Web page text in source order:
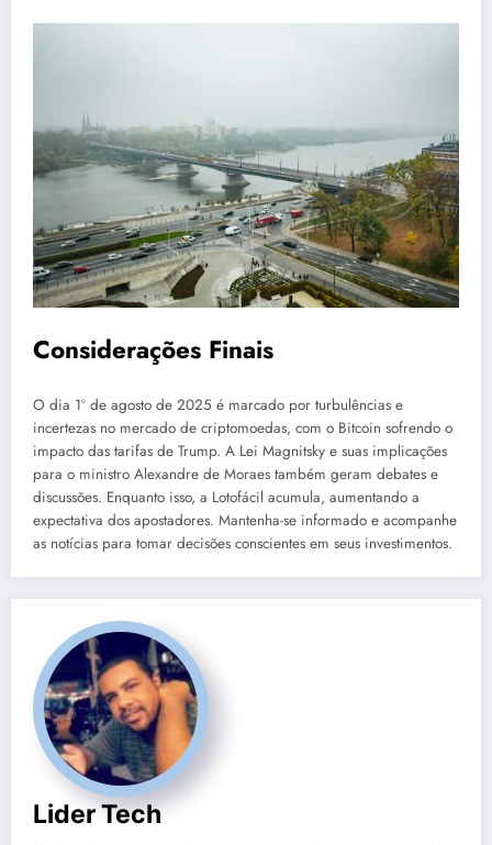
Considerações Finais
O dia 1º de agosto de 2025 é marcado por turbulências e
incertezas no mercado de criptomoedas, com o Bitcoin sofrendo o
impacto das tarifas de Trump. A Lei Magnitsky e suas implicações
para o ministro Alexandre de Moraes também geram debates e
discussões. Enquanto isso, a Lotofácil acumula, aumentando a
expectativa dos apostadores. Mantenha-se informado e acompanhe
as notícias para tomar decisões conscientes em seus investimentos.
Lider Tech